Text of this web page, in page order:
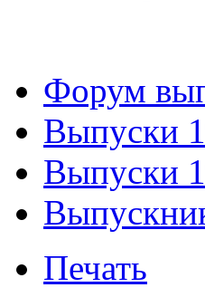
Форум
Выпуски
Выпуски
Печать